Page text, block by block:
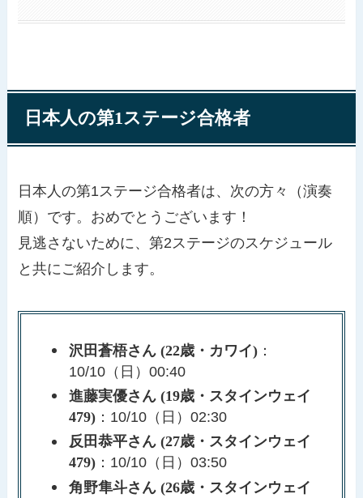
日本人の第1ステージ合格者
日本人の第1ステージ合格者は、次の方々（演奏
順）です。おめでとうございます！
見逃さないために、第2ステージのスケジュール
と共にご紹介します。
沢田蒼梧さん (22歳・カワイ)：
10/10（日）00:40
進藤実優さん (19歳・スタインウェイ
479)：10/10（日）02:30
反田恭平さん (27歳・スタインウェイ
479)：10/10（日）03:50
角野隼斗さん (26歳・スタインウェイ